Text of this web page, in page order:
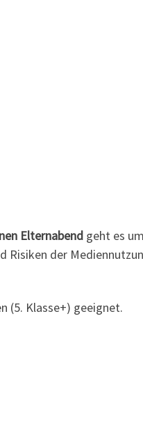
Elternabend geht es
Risiken der
(5. Klasse+) geeignet.